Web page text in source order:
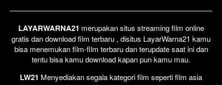
LAYARWARNA21 merupakan situs streaming film online
gratis dan download film terbaru , disitus LayarWarna21 kamu
bisa menemukan film-film terbaru dan terupdate saat ini dan
tentu bisa kamu download kapan pun kamu mau.
LW21 Menyediakan segala kategori film seperti film asia